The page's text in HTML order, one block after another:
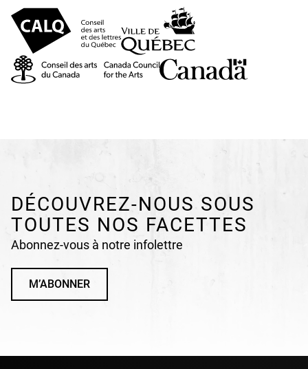
DÉCOUVREZ-NOUS SOUS
TOUTES NOS FACETTES
Abonnez-vous à notre infolettre
M’ABONNER